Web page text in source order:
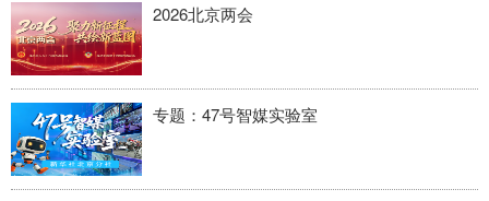
2026北京两会
专题：47号智媒实验室